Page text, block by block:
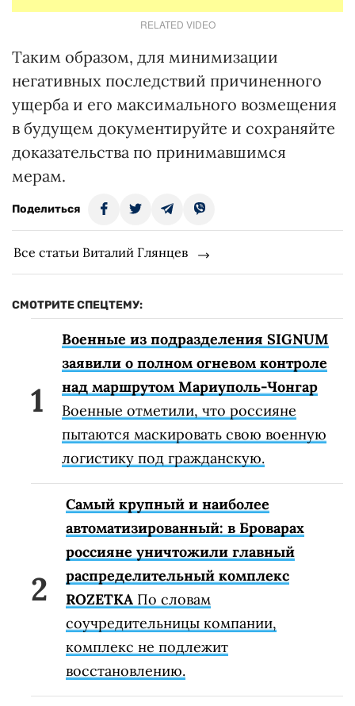
RELATED VIDEO
Таким образом, для минимизации
негативных последствий причиненного
ущерба и его максимального возмещения
в будущем документируйте и сохраняйте
доказательства по принимавшимся
мерам.
Поделиться
Все статьи Виталий Глянцев
СМОТРИТЕ СПЕЦТЕМУ:
Военные из подразделения SIGNUM
заявили о полном огневом контроле
над маршрутом Мариуполь-Чонгар
Военные отметили, что россияне
пытаются маскировать свою военную
логистику под гражданскую.
Самый крупный и наиболее
автоматизированный: в Броварах
россияне уничтожили главный
распределительный комплекс
ROZETKA По словам
соучредительницы компании,
комплекс не подлежит
восстановлению.